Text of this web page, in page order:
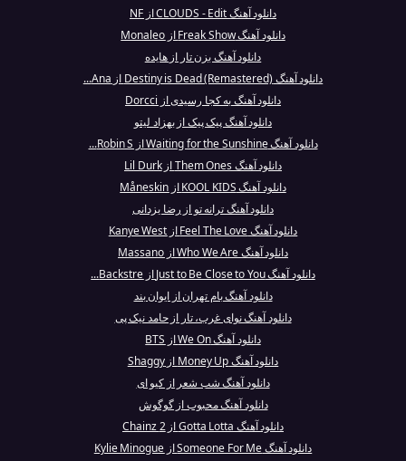
دانلود آهنگ CLOUDS - Edit از NF
دانلود آهنگ Freak Show از Monaleo
دانلود آهنگ بزن تار از هایده
دانلود آهنگ Destiny is Dead (Remastered) از Ana...
دانلود آهنگ به کجا رسیدی از Dorcci
دانلود آهنگ پیک پیک از بهزاد لیتو
دانلود آهنگ Waiting for the Sunshine از Robin S...
دانلود آهنگ Them Ones از Lil Durk
دانلود آهنگ KOOL KIDS از Måneskin
دانلود آهنگ ترانه تو از رضا یزدانی
دانلود آهنگ Feel The Love از Kanye West
دانلود آهنگ Who We Are از Massano
دانلود آهنگ Just to Be Close to You از Backstre...
دانلود آهنگ بام تهران از ایوان بند
دانلود آهنگ نوای غرب، تار از حامد نیک پی
دانلود آهنگ We On از BTS
دانلود آهنگ Money Up از Shaggy
دانلود آهنگ شب شعر از کیو ای
دانلود آهنگ محبوب از گوگوش
دانلود آهنگ Gotta Lotta از 2 Chainz
دانلود آهنگ Someone For Me از Kylie Minogue